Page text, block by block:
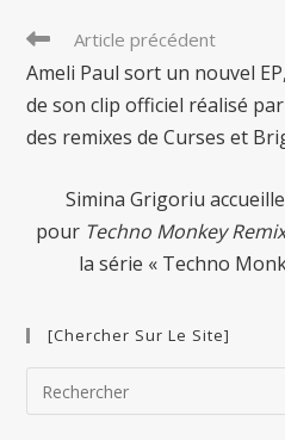
Read
more
articles
Article précédent
Ameli Paul sort un nouvel EP,
de son clip officiel réalisé
des remixes de Curses et
Simina Grigoriu
pour Techno Monkey
la série « Techno
[Chercher Sur Le Site]